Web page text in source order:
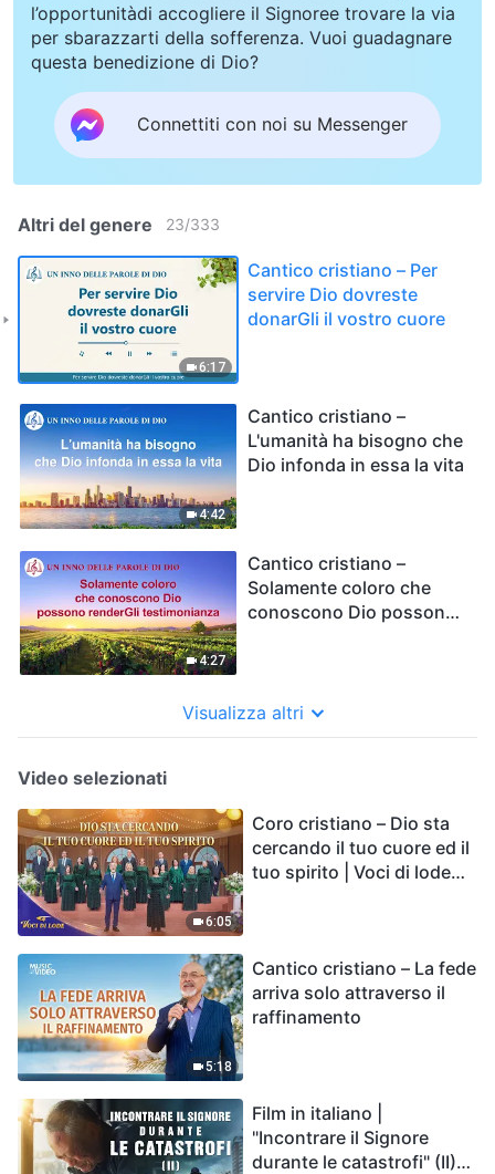
l’opportunitàdi accogliere il Signoree trovare la via
per sbarazzarti della sofferenza. Vuoi guadagnare
questa benedizione di Dio?
Connettiti con noi su Messenger
Altri del genere 23/333
6:17
Cantico cristiano – Per
servire Dio dovreste
donarGli il vostro cuore
4:42
Cantico cristiano –
L'umanità ha bisogno che
Dio infonda in essa la vita
4:27
Cantico cristiano –
Solamente coloro che
conoscono Dio possono
Visualizza altri
Video selezionati
6:05
Coro cristiano – Dio sta
cercando il tuo cuore ed il
tuo spirito | Voci di lode
5:18
Cantico cristiano – La fede
arriva solo attraverso il
raffinamento
Film in italiano |
"Incontrare il Signore
durante le catastrofi" (II)